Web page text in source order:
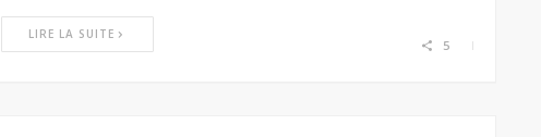
LIRE LA SUITE
5